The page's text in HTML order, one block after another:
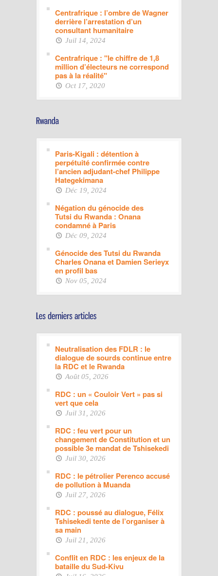
Centrafrique : l’ombre de Wagner
derrière l’arrestation d’un
consultant humanitaire
Juil 14, 2024
Centrafrique : "le chiffre de 1,8
million d’électeurs ne correspond
pas à la réalité"
Oct 17, 2020
Paris-Kigali : détention à
perpétuité confirmée contre
l’ancien adjudant-chef Philippe
Hategekimana
Déc 19, 2024
Négation du génocide des
Tutsi du Rwanda : Onana
condamné à Paris
Déc 09, 2024
Génocide des Tutsi du Rwanda
Charles Onana et Damien Serieyx
en profil bas
Nov 05, 2024
Neutralisation des FDLR : le
dialogue de sourds continue entre
la RDC et le Rwanda
Août 05, 2026
RDC : un « Couloir Vert » pas si
vert que cela
Juil 31, 2026
RDC : feu vert pour un
changement de Constitution et un
possible 3e mandat de Tshisekedi
Juil 30, 2026
RDC : le pétrolier Perenco accusé
de pollution à Muanda
Juil 27, 2026
RDC : poussé au dialogue, Félix
Tshisekedi tente de l’organiser à
sa main
Juil 21, 2026
Conflit en RDC : les enjeux de la
bataille du Sud-Kivu